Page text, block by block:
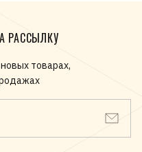
РАССЫЛКУ
товарах,